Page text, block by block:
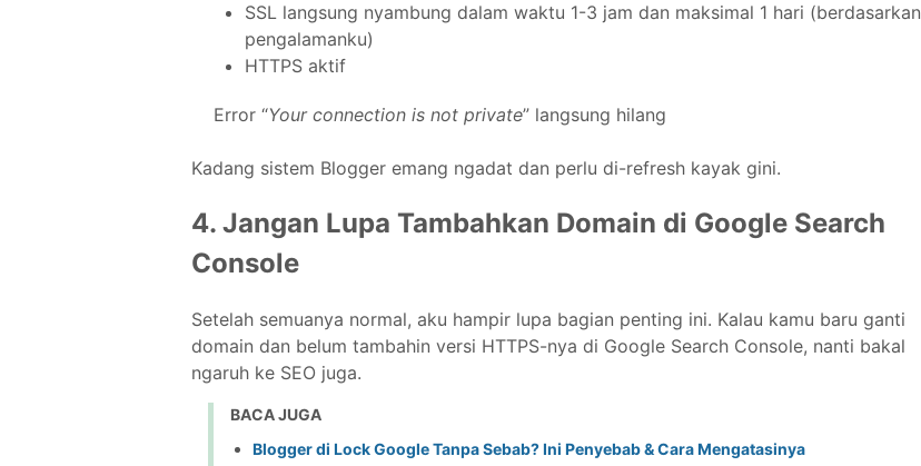
SSL langsung nyambung dalam waktu 1-3 jam dan maksimal 1 hari (berdasarkan
pengalamanku)
HTTPS aktif
Error “Your connection is not private” langsung hilang
Kadang sistem Blogger emang ngadat dan perlu di-refresh kayak gini.
4. Jangan Lupa Tambahkan Domain di Google Search
Console
Setelah semuanya normal, aku hampir lupa bagian penting ini. Kalau kamu baru ganti
domain dan belum tambahin versi HTTPS-nya di Google Search Console, nanti bakal
ngaruh ke SEO juga.
BACA JUGA
Blogger di Lock Google Tanpa Sebab? Ini Penyebab & Cara Mengatasinya